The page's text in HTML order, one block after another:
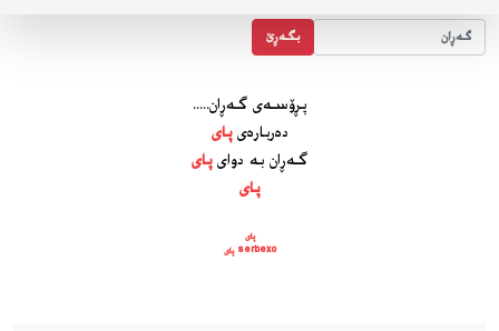
بگه‌ڕێ
پڕۆسه‌ی گه‌ڕان.....
ده‌رباره‌یپای
گه‌ڕان به دوایپای
پای
پای
serbexo پای